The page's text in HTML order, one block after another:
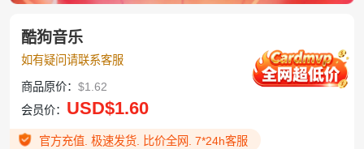
酷狗音乐
如有疑问请联系客服
商品原价：$1.62
会员价： USD$1.60
官方充值. 极速发货. 比价全网. 7*24h客服